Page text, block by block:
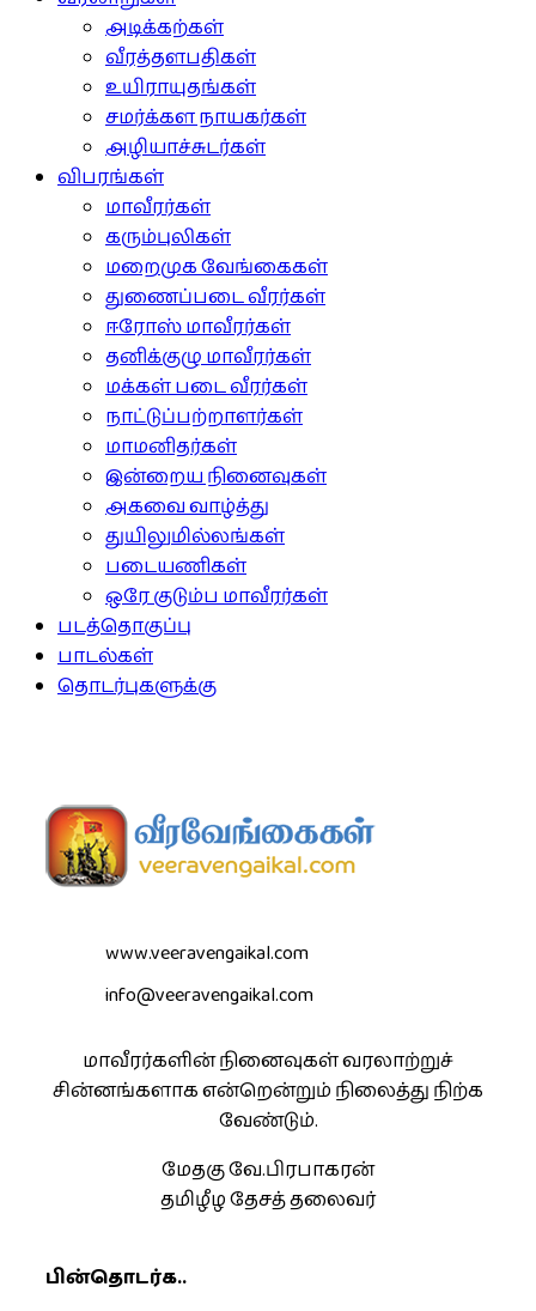
அடிக்கற்கள்
வீரத்தளபதிகள்
உயிராயுதங்கள்
சமர்க்கள நாயகர்கள்
அழியாச்சுடர்கள்
விபரங்கள்
மாவீரர்கள்
கரும்புலிகள்
மறைமுக வேங்கைகள்
துணைப்படை வீரர்கள்
ஈரோஸ் மாவீரர்கள்
தனிக்குழு மாவீரர்கள்
மக்கள் படை வீரர்கள்
நாட்டுப்பற்றாளர்கள்
மாமனிதர்கள்
இன்றைய நினைவுகள்
அகவை வாழ்த்து
துயிலுமில்லங்கள்
படையணிகள்
ஒரே குடும்ப மாவீரர்கள்
படத்தொகுப்பு
பாடல்கள்
தொடர்புகளுக்கு
www.veeravengaikal.com
info@veeravengaikal.com
மாவீரர்களின் நினைவுகள் வரலாற்றுச்
சின்னங்களாக என்றென்றும் நிலைத்து நிற்க
வேண்டும்.
மேதகு வே.பிரபாகரன்
தமிழீழ தேசத் தலைவர்
பின்தொடர்க..